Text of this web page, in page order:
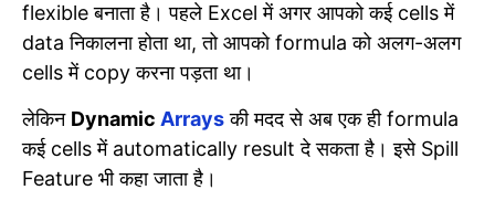
flexible बनाता है। पहले Excel में अगर आपको कई cells में
data निकालना होता था, तो आपको formula को अलग-अलग
cells में copy करना पड़ता था।
लेकिन Dynamic Arraysकी मदद से अब एक ही formula
कई cells में automatically result दे सकता है। इसे Spill
Feature भी कहा जाता है।